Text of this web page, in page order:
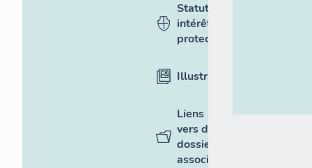
Statut,
intérêt et
protection
Illustrations
Liens
vers des
dossiers
associés